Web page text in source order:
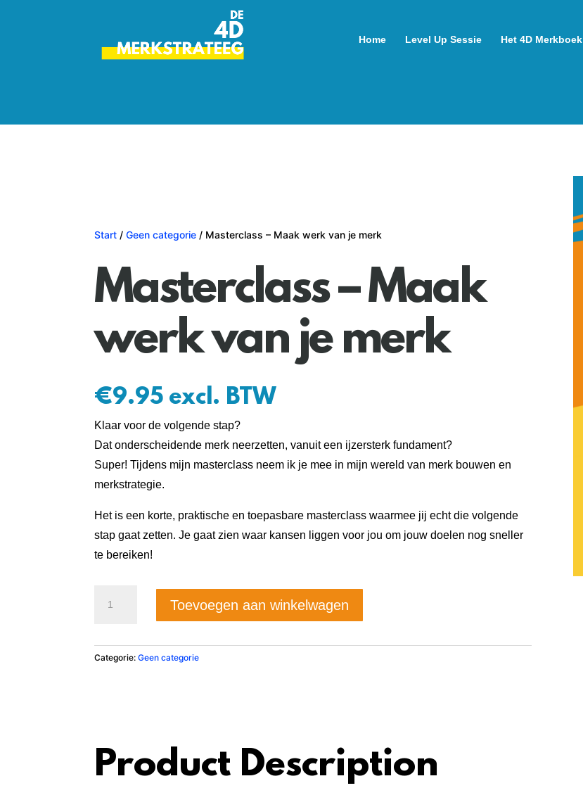
Home Level Up Sessie Het 4D Merkboek
Start /Geen categorie / Masterclass – Maak werk van je merk
Masterclass – Maak
werk van je merk
€9.95 excl. BTW
Klaar voor de volgende stap?
Dat onderscheidende merk neerzetten, vanuit een ijzersterk fundament?
Super! Tijdens mijn masterclass neem ik je mee in mijn wereld van merk bouwen en
merkstrategie.
Het is een korte, praktische en toepasbare masterclass waarmee jij echt die volgende
stap gaat zetten. Je gaat zien waar kansen liggen voor jou om jouw doelen nog sneller
te bereiken!
werk
Toevoegen aan winkelwagen
Categorie:Geen categorie
Product Description